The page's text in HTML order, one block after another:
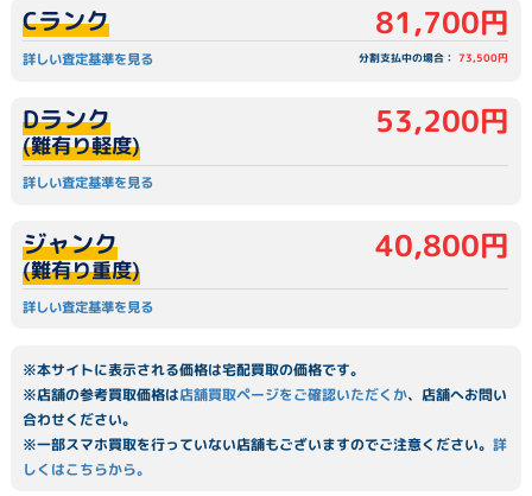
詳しい査定基準を見る
Cランク 81,700円
分割支払中の場合：73,500円
詳しい査定基準を見る
Dランク
(難有り軽度)
53,200円
詳しい査定基準を見る
ジャンク
(難有り重度)
40,800円
※本サイトに表示される価格は宅配買取の価格です。
※店舗の参考買取価格は店舗買取ページをご確認いただくか、店舗へお問い
合わせください。
※一部スマホ買取を行っていない店舗もございますのでご注意ください。詳
しくはこちらから。